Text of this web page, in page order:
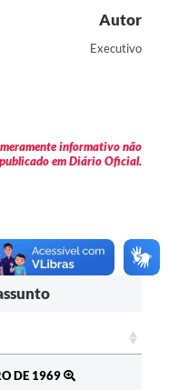
Autor
Executivo
informativo não
em Diário Oficial.
DE 1969